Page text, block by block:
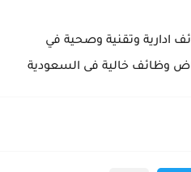
ادارية وتقنية وصحية في
وظائف خالية فى السعودية